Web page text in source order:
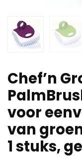
Chef’n
voor
van
1 stuks,